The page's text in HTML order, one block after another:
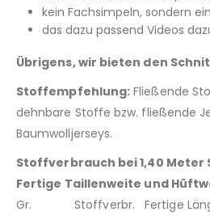
kein Fachsimpeln, sondern
das dazu passend Videos
Übrigens, wir bieten den
Stoffempfehlung: Fließende
dehnbare Stoffe bzw. fließende
Baumwolljerseys.
Stoffverbrauch bei 1,40
Fertige Taillenweite und
Gr. Stoffverbr. Fertige